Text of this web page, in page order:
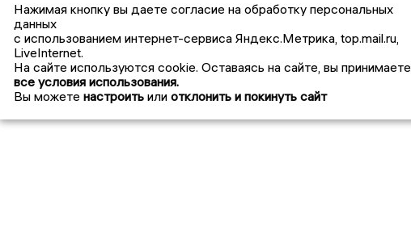
Нажимая кнопку вы даете согласие на обработку персональных
данных
с использованием интернет-сервиса Яндекс.Метрика, top.mail.ru,
LiveInternet.
На сайте используются cookie. Оставаясь на сайте, вы принимаете
все условия использования.
Вы можете настроить или отклонить и покинуть сайт